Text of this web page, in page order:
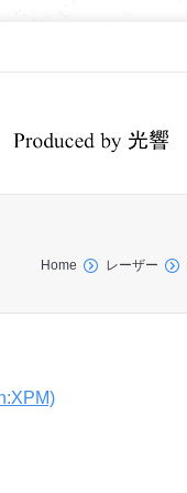
Home レーザー